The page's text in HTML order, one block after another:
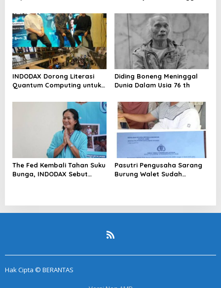
INDODAX Dorong Literasi
Quantum Computing untuk
Blockchain
Diding Boneng Meninggal
Dunia Dalam Usia 76 th
The Fed Kembali Tahan Suku
Bunga, INDODAX Sebut
Pasutri Pengusaha Sarang
Burung Walet Sudah
Hak Cipta © BERANTAS